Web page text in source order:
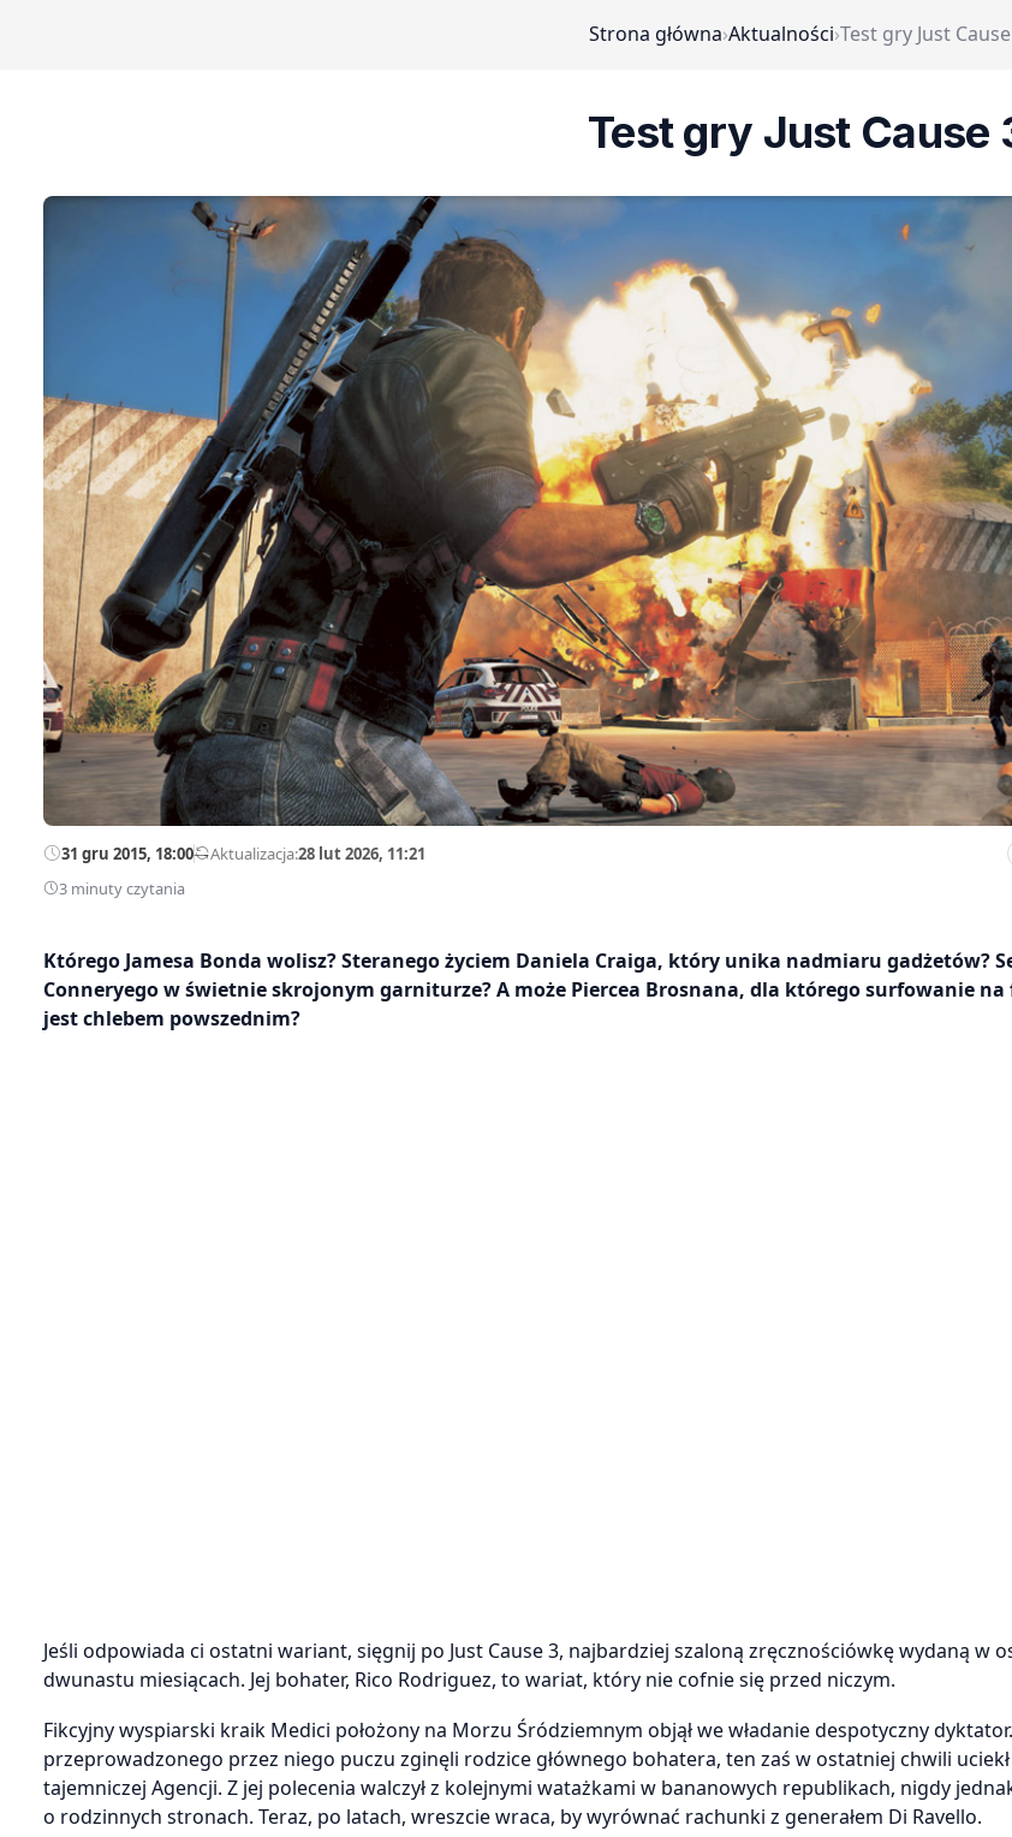
Strona główna›Aktualności›Test gry Just
Test gry Just Cause
31 gru 2015, 18:00—Aktualizacja:28 lut 2026, 11:21
3 minuty czytania
Którego Jamesa Bonda wolisz? Steranego życiem Daniela Craiga, który unika nadmiaru gadżetów?
Conneryego w świetnie skrojonym garniturze? A może Piercea Brosnana, dla którego surfowanie
jest chlebem powszednim?
Jeśli odpowiada ci ostatni wariant, sięgnij po Just Cause 3, najbardziej szaloną zręcznościówkę wydaną w
dwunastu miesiącach. Jej bohater, Rico Rodriguez, to wariat, który nie cofnie się przed niczym.
Fikcyjny wyspiarski kraik Medici położony na Morzu Śródziemnym objął we władanie despotyczny
przeprowadzonego przez niego puczu zginęli rodzice głównego bohatera, ten zaś w ostatniej chwili uciekł
tajemniczej Agencji. Z jej polecenia walczył z kolejnymi watażkami w bananowych republikach, nigdy
o rodzinnych stronach. Teraz, po latach, wreszcie wraca, by wyrównać rachunki z generałem Di Ravello.